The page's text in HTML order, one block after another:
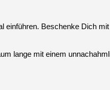
Beschenke Dich
lange mit einem